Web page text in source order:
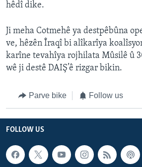
hêdî dike.
Ji meha Cotmehê ya destpêbûna
ve, hêzên Îraqî bi alîkarîya
karîne tevahîya rojhilata Mûsilê û
wê ji destê DAIŞ’ê rizgar bikin.
Parve bike Follow us
FOLLOW US